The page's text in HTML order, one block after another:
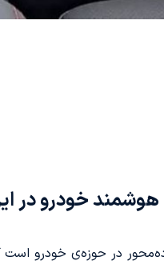
خودرو در
در حوزه‌ی خودرو